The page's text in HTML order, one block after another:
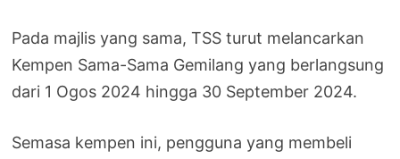
Pada majlis yang sama, TSS turut melancarkan
Kempen Sama-Sama Gemilang yang berlangsung
dari 1 Ogos 2024 hingga 30 September 2024.
Semasa kempen ini, pengguna yang membeli